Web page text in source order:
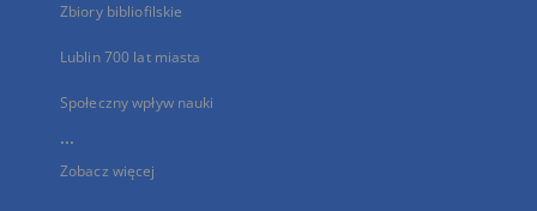
Zbiory bibliofilskie
Lublin 700 lat miasta
Społeczny wpływ nauki
...
Zobacz więcej